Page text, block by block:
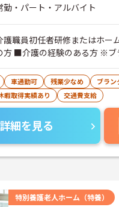
勤・パート・アルバイト
職員初任者研修またはホー
方 ■介護の経験のある方 ※ブ
車通勤可 残業少なめ ブラン
暇取得実績あり 交通費支給
詳細を見る
特別養護老人ホーム（特養）